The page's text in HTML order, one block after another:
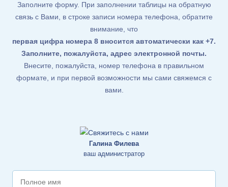
Заполните форму. При заполнении таблицы на обратную
связь с Вами, в строке записи номера телефона, обратите
внимание, что
первая цифра номера 8 вносится автоматически как +7.
Заполните, пожалуйста, адрес электронной почты.
Внесите, пожалуйста, номер телефона в правильном
формате, и при первой возможности мы сами свяжемся с
вами.
Галина Филева
ваш администратор